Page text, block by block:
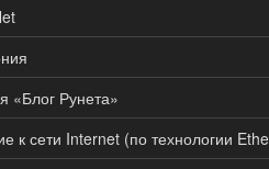
«Блог Рунета»
к сети Internet (по технологии